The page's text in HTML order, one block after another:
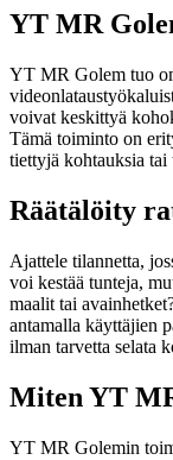
YT MR
YT MR Golem tuo
voivat keskittyä
Tämä toiminto on
tiettyjä kohtauksia tai
Räätälöity
Ajattele tilannetta,
voi kestää tunteja,
maalit tai
antamalla käyttäjien
ilman tarvetta selata
Miten YT
YT MR Golemin